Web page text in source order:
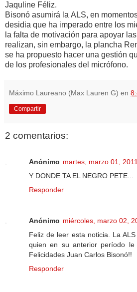
Jaquline Féliz.
Bisonó asumirá la ALS, en
desidia que ha imperado entre los
la falta de motivación para apoyar
realizan, sin embargo, la plancha
se ha propuesto hacer una gestión
de los profesionales del micrófono.
Máximo Laureano (Max Lauren G) en
Compartir
2 comentarios:
Anónimo martes, marzo 01, 2011
Y DONDE TA EL NEGRO PETE...
Responder
Anónimo miércoles, marzo 02,
Feliz de leer esta noticia. La
quien en su anterior período le
Felicidades Juan Carlos Bisonó!!
Responder